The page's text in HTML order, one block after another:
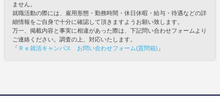
ません。
就職活動の際には、雇用形態・勤務時間・休日休暇・給与・待遇などの詳
細情報をご自身で十分に確認して頂きますようお願い致します。
万一、掲載内容と事実に相違があった際は、下記問い合わせフォームより
ご連絡ください。調査の上、対応いたします。
「 Ｒｅ就活キャンパス お問い合わせフォーム(質問箱) 」